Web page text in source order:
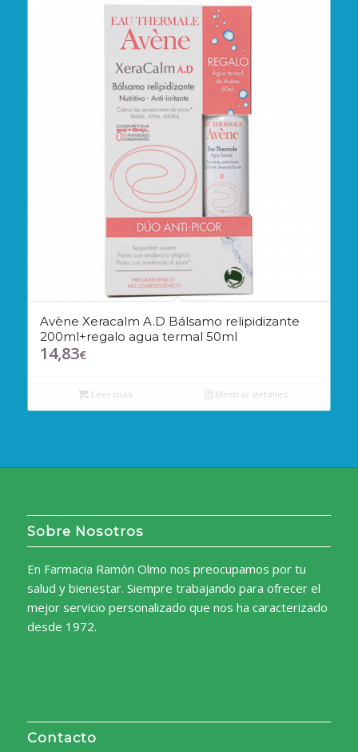
Avène Xeracalm A.D Bálsamo relipidizante
200ml+regalo agua termal 50ml
14,83€
Leer más Mostrar detalles
Sobre Nosotros
En Farmacia Ramón Olmo nos preocupamos por tu
salud y bienestar. Siempre trabajando para ofrecer el
mejor servicio personalizado que nos ha caracterizado
desde 1972.
Contacto